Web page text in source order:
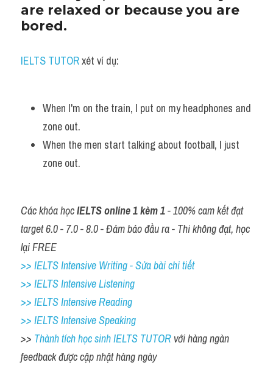
are relaxed or because you are
bored.
IELTS TUTOR xét ví dụ:
When I'm on the train, I put on my headphones and
zone out.
When the men start talking about football, I just
zone out.
Các khóa học IELTS online 1 kèm 1 - 100% cam kết đạt
target 6.0 - 7.0 - 8.0 - Đảm bảo đầu ra - Thi không đạt, học
lại FREE
>> IELTS Intensive Writing - Sửa bài chi tiết
>> IELTS Intensive Listening
>> IELTS Intensive Reading
>> IELTS Intensive Speaking
>> Thành tích học sinh IELTS TUTOR với hàng ngàn
feedback được cập nhật hàng ngày